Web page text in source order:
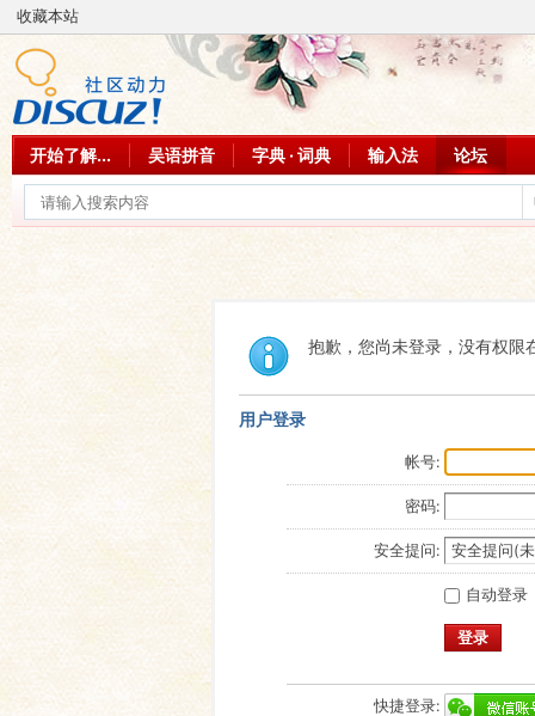
收藏本站
开始了解... 吴语拼音 字典 · 词典 输入法 论坛
抱歉，您尚未登录，没有权限
用户登录
帐号:
密码:
安全提问:
自动登录
登录
快捷登录: